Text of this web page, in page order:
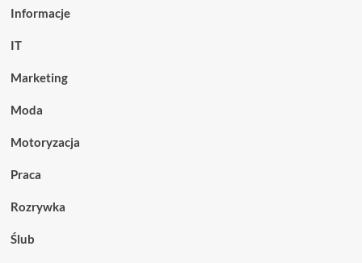
Informacje
IT
Marketing
Moda
Motoryzacja
Praca
Rozrywka
Ślub